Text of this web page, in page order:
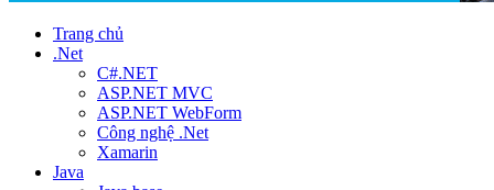
Trang chủ
.Net
C#.NET
ASP.NET MVC
ASP.NET WebForm
Công nghệ .Net
Xamarin
Java